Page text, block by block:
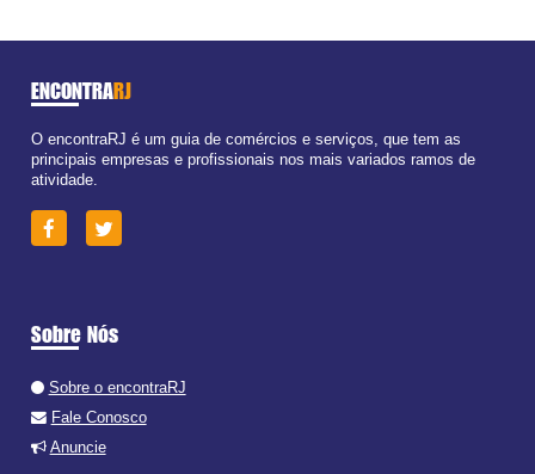
ENCONTRARJ
O encontraRJ é um guia de comércios e serviços, que tem as
principais empresas e profissionais nos mais variados ramos de
atividade.
Sobre Nós
Sobre o encontraRJ
Fale Conosco
Anuncie